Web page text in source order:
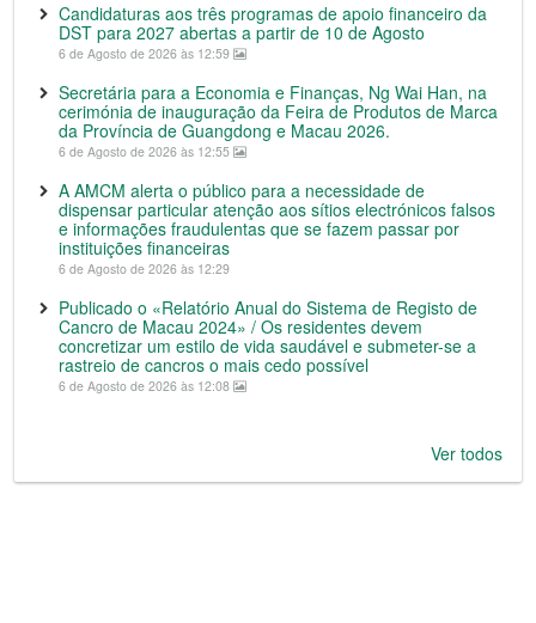
Candidaturas aos três programas de apoio financeiro da
DST para 2027 abertas a partir de 10 de Agosto
6 de Agosto de 2026 às 12:59
Secretária para a Economia e Finanças, Ng Wai Han, na
cerimónia de inauguração da Feira de Produtos de Marca
da Província de Guangdong e Macau 2026.
6 de Agosto de 2026 às 12:55
A AMCM alerta o público para a necessidade de
dispensar particular atenção aos sítios electrónicos falsos
e informações fraudulentas que se fazem passar por
instituições financeiras
6 de Agosto de 2026 às 12:29
Publicado o «Relatório Anual do Sistema de Registo de
Cancro de Macau 2024» / Os residentes devem
concretizar um estilo de vida saudável e submeter-se a
rastreio de cancros o mais cedo possível
6 de Agosto de 2026 às 12:08
Ver todos